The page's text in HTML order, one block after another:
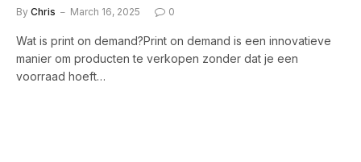
By Chris March 16, 2025 0
Wat is print on demand?Print on demand is een innovatieve
manier om producten te verkopen zonder dat je een
voorraad hoeft…